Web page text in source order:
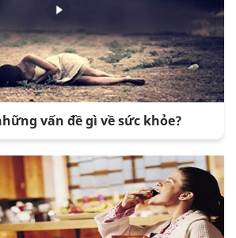
vấn đề gì về sức khỏe?